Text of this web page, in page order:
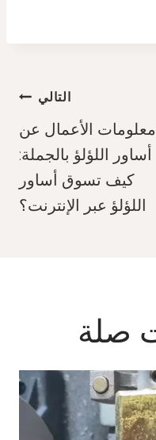
التالي
معلومات الأعمال عن
أساور اللؤلؤ بالجملة:
كيف تسوق أساور
اللؤلؤ عبر الإنترنت؟
صلة